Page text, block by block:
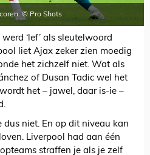
© Pro Shots
‘lef’ als sleutelwoord
liet Ajax zeker zien moedig
het zichzelf niet. Wat als
of Dusan Tadic wel het
het – jawel, daar is-ie –
dus niet. En op dit niveau kan
Liverpool had aan één
straffen je als je zelf